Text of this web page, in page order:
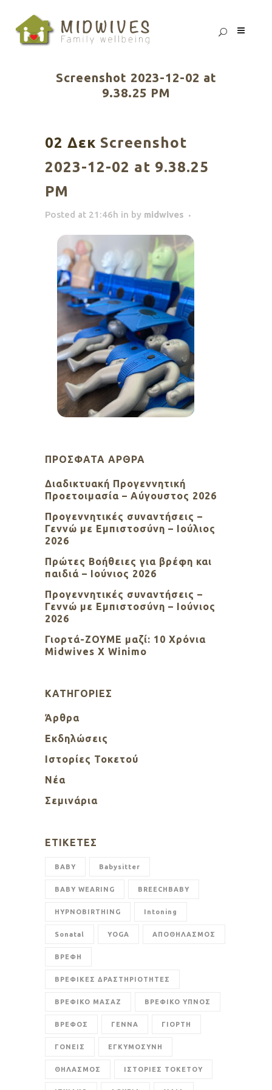
Screenshot 2023-12-02 at
9.38.25 PM
02 Δεκ Screenshot
2023-12-02 at 9.38.25
PM
Posted at 21:46h in by midwives
ΠΡΌΣΦΑΤΑ ΆΡΘΡΑ
Διαδικτυακή Προγεννητική
Προετοιμασία – Αύγουστος 2026
Προγεννητικές συναντήσεις –
Γεννώ με Εμπιστοσύνη – Ιούλιος
2026
Πρώτες Βοήθειες για βρέφη και
παιδιά – Ιούνιος 2026
Προγεννητικές συναντήσεις –
Γεννώ με Εμπιστοσύνη – Ιούνιος
2026
Γιορτά-ΖΟΥΜΕ μαζί: 10 Χρόνια
Midwives X Winimo
KΑΤΗΓΟΡΊΕΣ
Άρθρα
Εκδηλώσεις
Ιστορίες Τοκετού
Νέα
Σεμινάρια
ΕΤΙΚΈΤΕΣ
BABY Babysitter
BABY WEARING BREECHBABY
HYPNOBIRTHING Intoning
Sonatal YOGA ΑΠΟΘΗΛΑΣΜΟΣ
ΒΡΕΦΗ
ΒΡΕΦΙΚΕΣ ΔΡΑΣΤΗΡΙΟΤΗΤΕΣ
ΒΡΕΦΙΚΟ ΜΑΣΑΖ ΒΡΕΦΙΚΟ ΥΠΝΟΣ
ΒΡΕΦΟΣ ΓΕΝΝΑ ΓΙΟΡΤΗ
ΓΟΝΕΙΣ ΕΓΚΥΜΟΣΥΝΗ
ΘΗΛΑΣΜΟΣ ΙΣΤΟΡΙΕΣ ΤΟΚΕΤΟΥ